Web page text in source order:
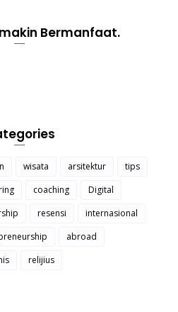
Bermanfaat.
wisata arsitektur
tips
coaching
Digital
resensi
internasional
abroad
relijius